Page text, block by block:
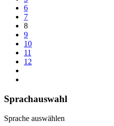
6
7
8
9
10
11
12
Sprachauswahl
Sprache auswählen